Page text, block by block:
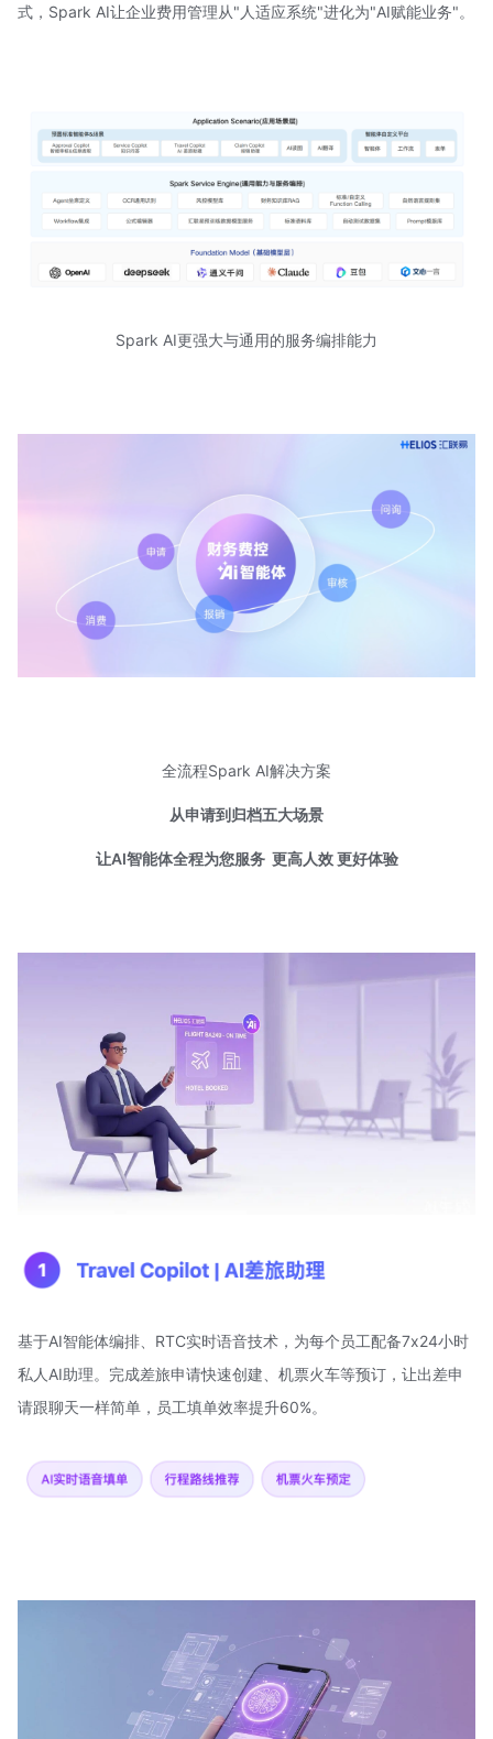
式，Spark AI让企业费用管理从"人适应系统"进化为"AI赋能业务"。
Spark AI更强大与通用的服务编排能力
全流程Spark AI解决方案
从申请到归档五大场景
让AI智能体全程为您服务 更高人效 更好体验
基于AI智能体编排、RTC实时语音技术，为每个员工配备7x24小时
私人AI助理。完成差旅申请快速创建、机票火车等预订，让出差申
请跟聊天一样简单，员工填单效率提升60%。